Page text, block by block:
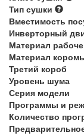
Тип сушки
Вместимость
Инверторный
Материал
Материал
Третий короб
Уровень шума
Серия модели
Программы и
Количество